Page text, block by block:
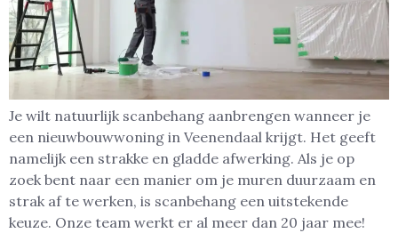
Je wilt natuurlijk scanbehang aanbrengen wanneer je
een nieuwbouwwoning in Veenendaal krijgt. Het geeft
namelijk een strakke en gladde afwerking. Als je op
zoek bent naar een manier om je muren duurzaam en
strak af te werken, is scanbehang een uitstekende
keuze. Onze team werkt er al meer dan 20 jaar mee!